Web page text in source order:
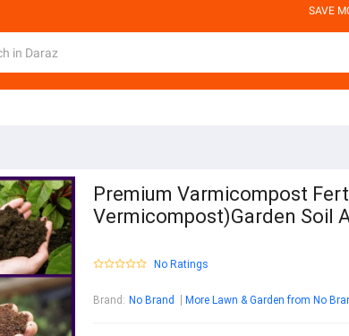
SAVE
Premium Varmicompost
Vermicompost)Garden Soil
No Ratings
Brand : No Brand More Lawn & Garden from No